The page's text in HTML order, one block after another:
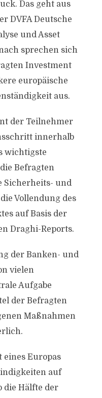
Das geht aus
DVFA Deutsche
und Asset
sprechen sich
Investment
europäische
aus.
der Teilnehmer
innerhalb
wichtigste
Befragten
Sicherheits- und
Vollendung des
auf Basis der
Draghi-Reports.
der Banken- und
vielen
Aufgabe
der Befragten
Maßnahmen
eines Europas
auf
die Hälfte der